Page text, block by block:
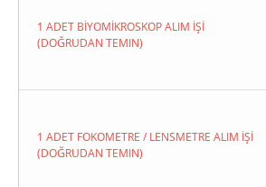
1 ADET BİYOMİKROSKOP ALIM İŞİ
(DOĞRUDAN TEMIN)
1 ADET FOKOMETRE / LENSMETRE ALIM İŞİ
(DOĞRUDAN TEMIN)